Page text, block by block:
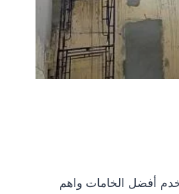
أفضل الخامات واهم